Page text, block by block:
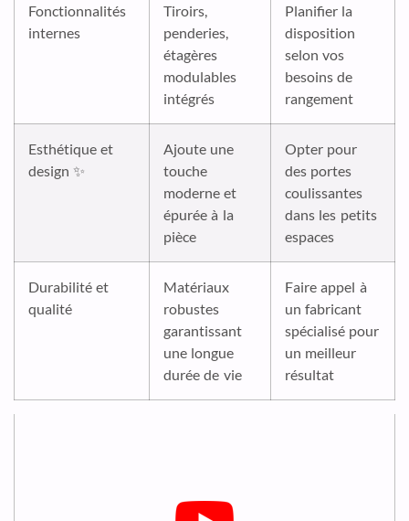
Fonctionnalités
internes
Tiroirs,
penderies,
étagères
modulables
intégrés
Planifier la
disposition
selon vos
besoins de
rangement
Esthétique et
design ✨
Ajoute une
touche
moderne et
épurée à la
pièce
Opter pour
des portes
coulissantes
dans les petits
espaces
Durabilité et
qualité
Matériaux
robustes
garantissant
une longue
durée de vie
Faire appel à
un fabricant
spécialisé pour
un meilleur
résultat